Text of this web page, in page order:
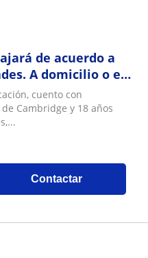
de acuerdo a
A domicilio o en
cuento con
Cambridge y 18 años
Contactar